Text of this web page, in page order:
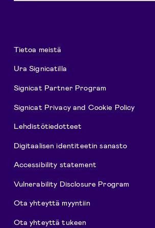
Tietoa meistä
Ura Signicatilla
Signicat Partner Program
Signicat Privacy and Cookie Policy
Lehdistötiedotteet
Digitaalisen identiteetin sanasto
Accessibility statement
Vulnerability Disclosure Program
Ota yhteyttä myyntiin
Ota yhteyttä tukeen